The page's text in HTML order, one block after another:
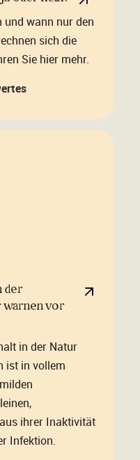
und wann nur den
sich die
Sie hier mehr.
der
warnen vor
in der Natur
ist in vollem
ihrer Inaktivität
Infektion.